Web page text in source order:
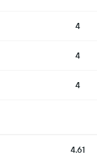
4
4
4
4.61